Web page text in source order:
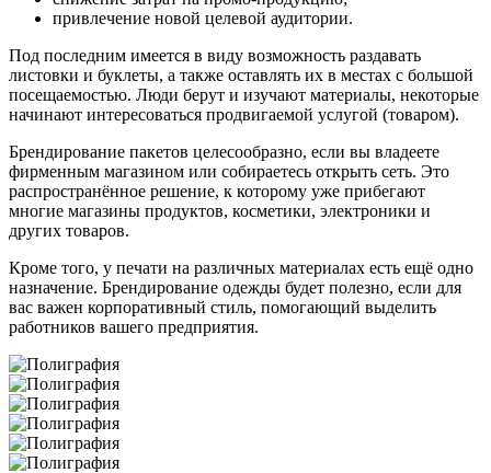
привлечение новой целевой аудитории.
Под последним имеется в виду возможность раздавать
листовки и буклеты, а также оставлять их в местах с большой
посещаемостью. Люди берут и изучают материалы, некоторые
начинают интересоваться продвигаемой услугой (товаром).
Брендирование пакетов целесообразно, если вы владеете
фирменным магазином или собираетесь открыть сеть. Это
распространённое решение, к которому уже прибегают
многие магазины продуктов, косметики, электроники и
других товаров.
Кроме того, у печати на различных материалах есть ещё одно
назначение. Брендирование одежды будет полезно, если для
вас важен корпоративный стиль, помогающий выделить
работников вашего предприятия.